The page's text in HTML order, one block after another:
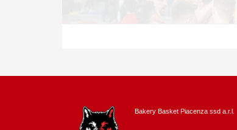
Bakery Basket Piacenza ssd a.r.l.